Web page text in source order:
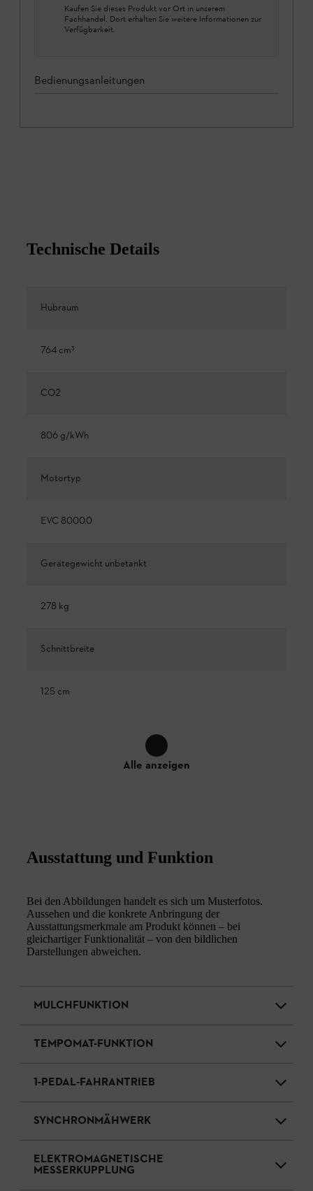
Kaufen Sie dieses Produkt vor Ort in unserem
Fachhandel. Dort erhalten Sie weitere Informationen zur
Verfügbarkeit.
Bedienungsanleitungen
Technische Details
Hubraum
764 cm³
CO2
806 g/kWh
Motortyp
EVC 8000.0
Gerätegewicht unbetankt
278 kg
Schnittbreite
125 cm
Alle anzeigen
Ausstattung und Funktion
Bei den Abbildungen handelt es sich um Musterfotos.
Aussehen und die konkrete Anbringung der
Ausstattungsmerkmale am Produkt können – bei
gleichartiger Funktionalität – von den bildlichen
Darstellungen abweichen.
MULCHFUNKTION
TEMPOMAT-FUNKTION
1-PEDAL-FAHRANTRIEB
SYNCHRONMÄHWERK
ELEKTROMAGNETISCHE
MESSERKUPPLUNG